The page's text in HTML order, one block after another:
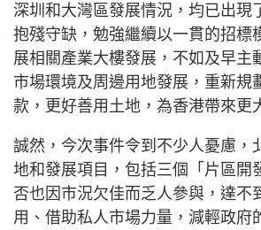
深圳和大灣區發展情況，均已出現
抱殘守缺，勉強繼續以一貫的招標
展相關產業大樓發展，不如及早主
市場環境及周邊用地發展，重新規
款，更好善用土地，為香港帶來更
誠然，今次事件令到不少人憂慮，
地和發展項目，包括三個「片區開
否也因市況欠佳而乏人參與，達不
用、借助私人市場力量，減輕政府